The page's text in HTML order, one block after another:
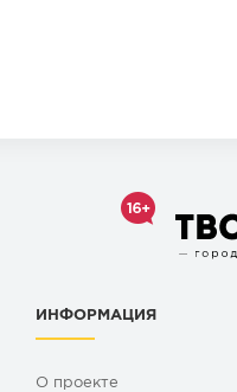
ИНФОРМАЦИЯ
О проекте